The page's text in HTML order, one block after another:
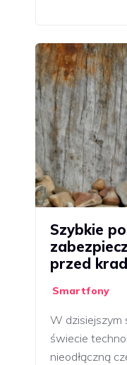
Szybkie
przed
Smartfony
W dzisiejszym
świecie
nieodłączną